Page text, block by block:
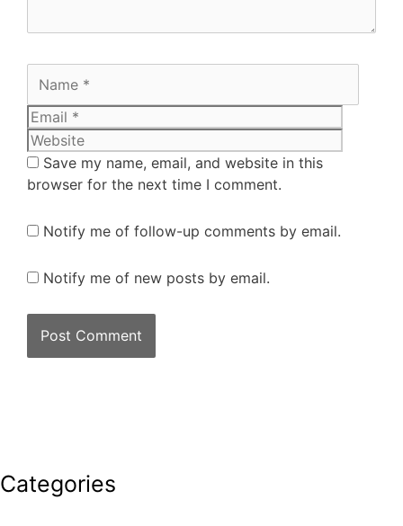
Save my name, email, and website in this
browser for the next time I comment.
Notify me of follow-up comments by email.
Notify me of new posts by email.
Categories